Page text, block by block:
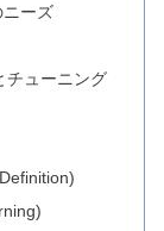
ーズ
チューニング